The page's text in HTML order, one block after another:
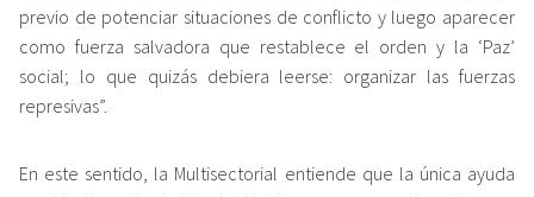
previo de potenciar situaciones de conflicto y luego aparecer
como fuerza salvadora que restablece el orden y la ‘Paz’
social; lo que quizás debiera leerse: organizar las fuerzas
represivas”.
En este sentido, la Multisectorial entiende que la única ayuda